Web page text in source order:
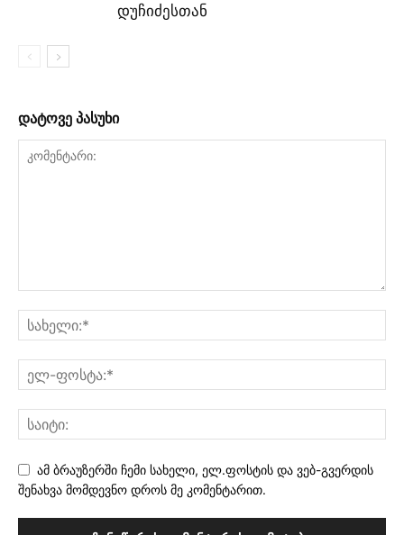
დუჩიძესთან
დატოვე პასუხი
ამ ბრაუზერში ჩემი სახელი, ელ.ფოსტის და ვებ-გვერდის
შენახვა მომდევნო დროს მე კომენტარით.